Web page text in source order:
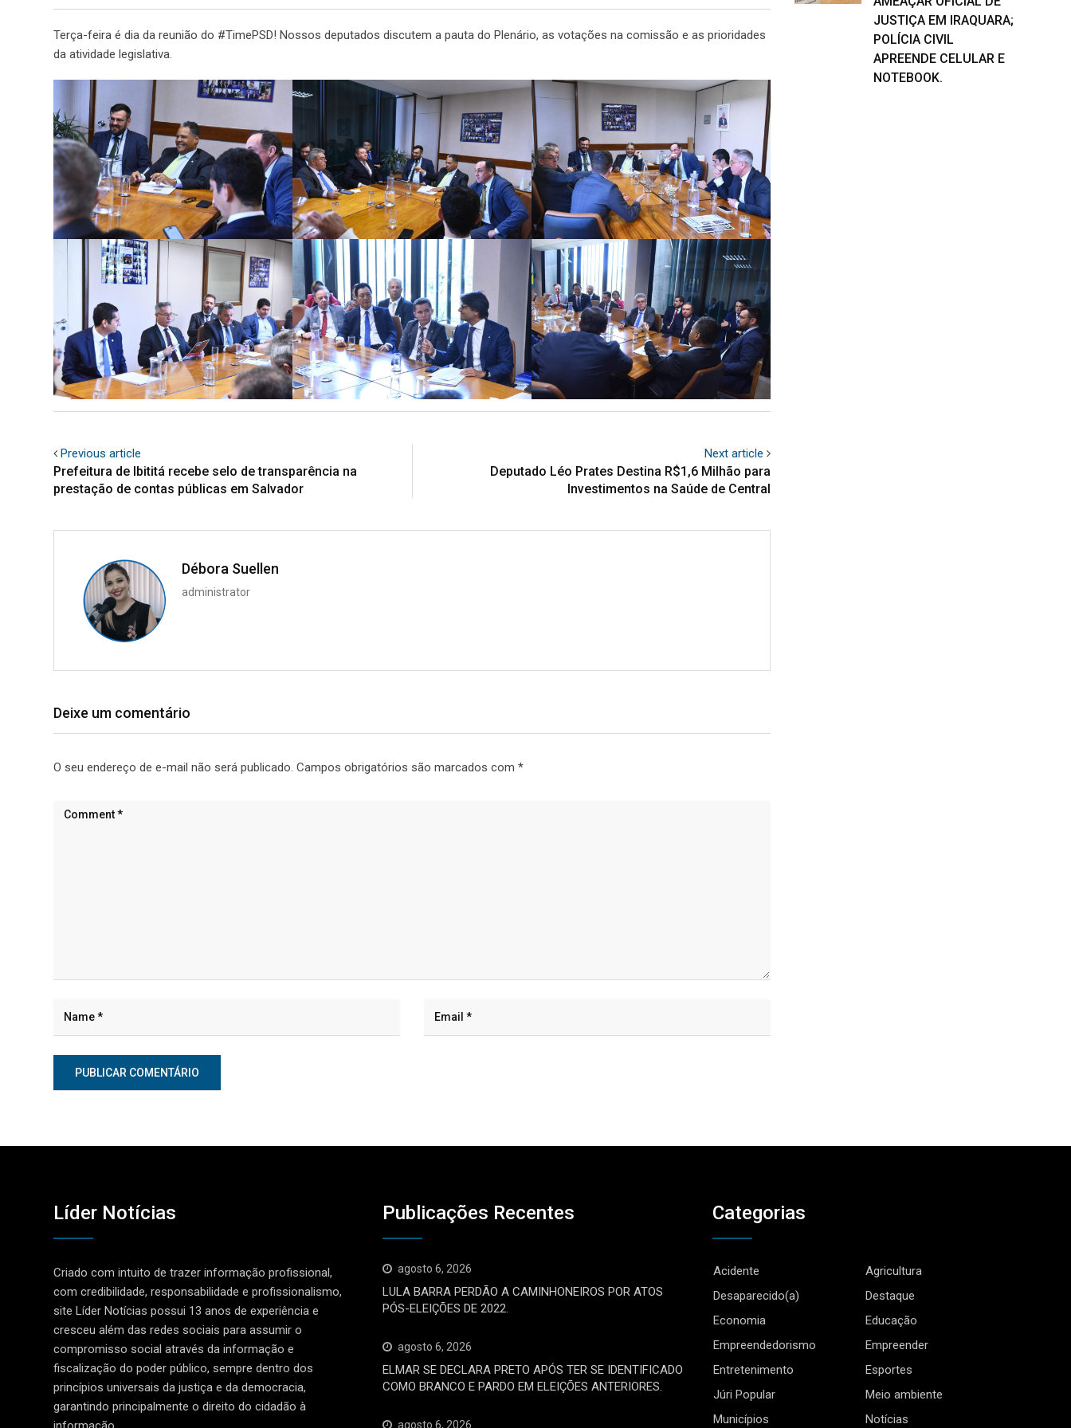
Terça-feira é dia da reunião do #TimePSD! Nossos deputados discutem a pauta do Plenário, as votações na comissão e as prioridades
da atividade legislativa.
Previous article
Prefeitura de Ibititá recebe selo de transparência na
prestação de contas públicas em Salvador
Next article
Deputado Léo Prates Destina R$1,6 Milhão para
Investimentos na Saúde de Central
Débora Suellen
administrator
Deixe um comentário
O seu endereço de e-mail não será publicado. Campos obrigatórios são marcados com *
JUSTIÇA EM IRAQUARA;
POLÍCIA CIVIL
APREENDE CELULAR E
NOTEBOOK.
Líder Notícias
Criado com intuito de trazer informação profissional,
com credibilidade, responsabilidade e profissionalismo,
site Líder Notícias possui 13 anos de experiência e
cresceu além das redes sociais para assumir o
compromisso social através da informação e
fiscalização do poder público, sempre dentro dos
princípios universais da justiça e da democracia,
garantindo principalmente o direito do cidadão à
Publicações Recentes
agosto 6, 2026
LULA BARRA PERDÃO A CAMINHONEIROS POR ATOS
PÓS-ELEIÇÕES DE 2022.
agosto 6, 2026
ELMAR SE DECLARA PRETO APÓS TER SE IDENTIFICADO
COMO BRANCO E PARDO EM ELEIÇÕES ANTERIORES.
agosto 6, 2026
Categorias
Acidente
Agricultura
Desaparecido(a)
Destaque
Economia
Educação
Empreendedorismo
Empreender
Entretenimento
Esportes
Júri Popular
Meio ambiente
Municípios
Notícias